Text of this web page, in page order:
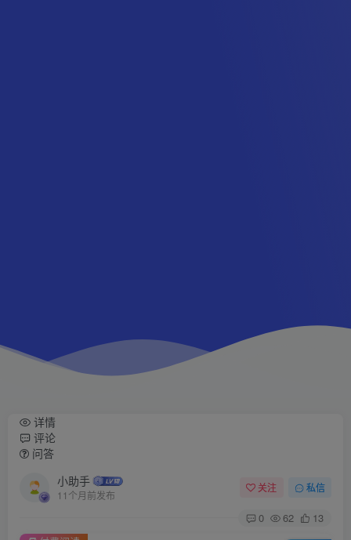
详情
评论
问答
小助手
11个月前发布
关注 私信
0 62
13